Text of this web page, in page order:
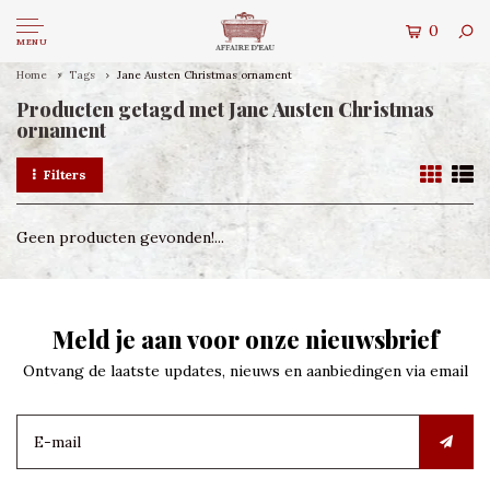
MENU
0
Home Tags Jane Austen Christmas ornament
Producten getagd met Jane Austen Christmas
ornament
Filters
Geen producten gevonden!...
Meld je aan voor onze nieuwsbrief
Ontvang de laatste updates, nieuws en aanbiedingen via email